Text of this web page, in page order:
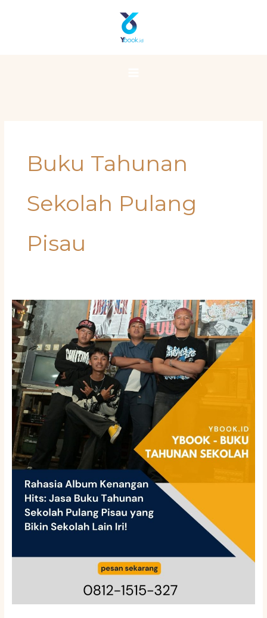
Main
Menu
Buku Tahunan
Sekolah Pulang
Pisau
Rahasia
Album
Kenangan
Hits:
Jasa
Buku
Tahunan
Sekolah
Pulang
Pisau
yang
Bikin
Sekolah
Lain